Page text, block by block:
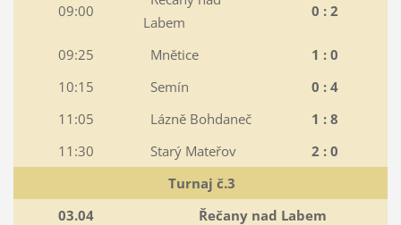
09:00
Labem
0 : 2
09:25 Mnětice
1 : 0
10:15
Semín
0 : 4
11:05
Lázně Bohdaneč
1 : 8
11:30
Starý Mateřov
2 : 0
Turnaj č.3
03.04
Řečany nad Labem